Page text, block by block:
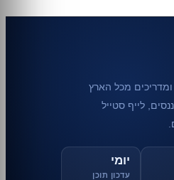
מכל הארץ
לייף סטייל
יומי
עדכון תוכן